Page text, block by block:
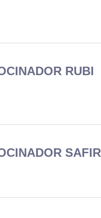
RUBI